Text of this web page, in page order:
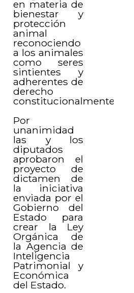
en materia de
bienestar y
protección
animal
reconociendo
a los animales
como seres
sintientes y
adherentes de
derecho
constitucionalmente.
Por
unanimidad
las y los
diputados
aprobaron el
proyecto de
dictamen de
la iniciativa
enviada por el
Gobierno del
Estado para
crear la Ley
Orgánica de
la Agencia de
Inteligencia
Patrimonial y
Económica
del Estado.